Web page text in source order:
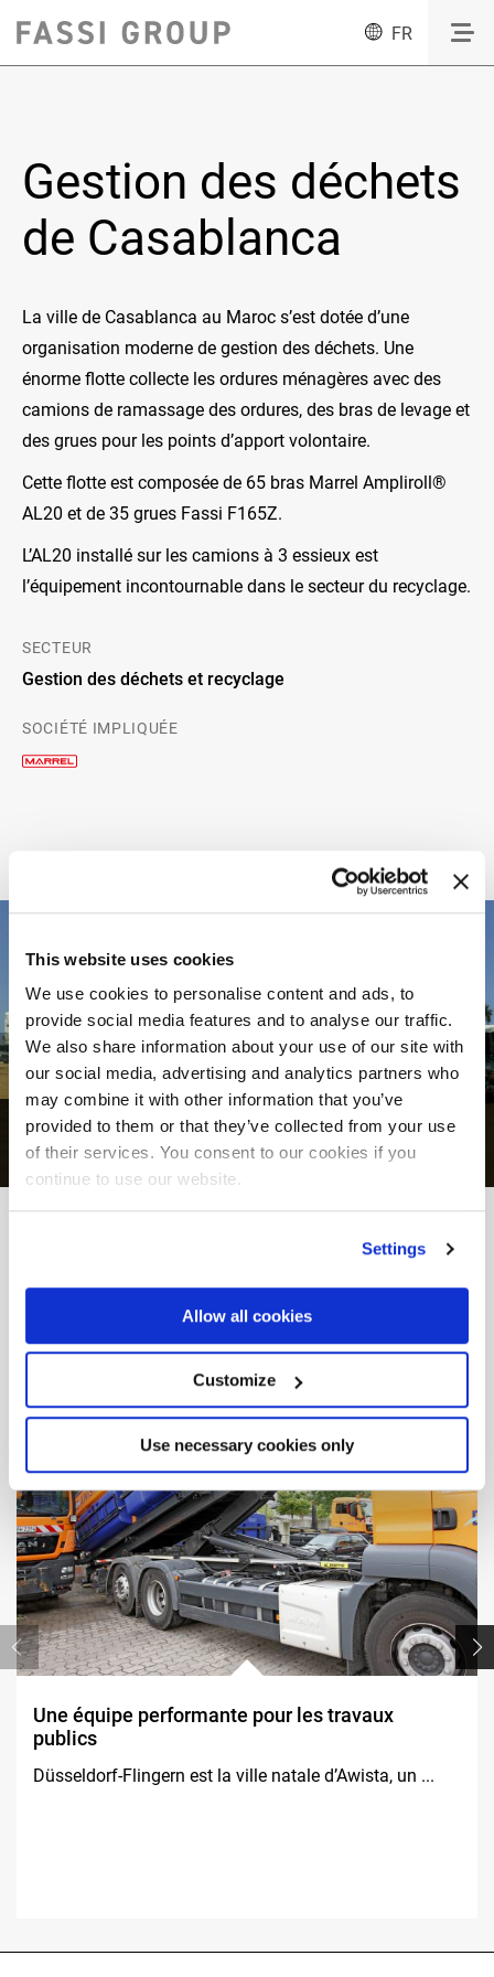
This website uses cookies
We use cookies to personalise content and ads, to
provide social media features and to analyse our traffic.
We also share information about your use of our site with
our social media, advertising and analytics partners who
may combine it with other information that you’ve
provided to them or that they’ve collected from your use
of their services. You consent to our cookies if you
continue to use our website.
Settings
Allow all cookies
Customize
Use necessary cookies only
FR
Gestion des déchets
de Casablanca
La ville de Casablanca au Maroc s’est dotée d’une
organisation moderne de gestion des déchets. Une
énorme flotte collecte les ordures ménagères avec des
camions de ramassage des ordures, des bras de levage et
des grues pour les points d’apport volontaire.
Cette flotte est composée de 65 bras Marrel Ampliroll®
AL20 et de 35 grues Fassi F165Z.
L’AL20 installé sur les camions à 3 essieux est
l’équipement incontournable dans le secteur du recyclage.
SECTEUR
Gestion des déchets et recyclage
SOCIÉTÉ IMPLIQUÉE
1 d’
AutresRéalisations
Une équipe performante pour les travaux
publics
Düsseldorf-Flingern est la ville natale d’Awista, un ...